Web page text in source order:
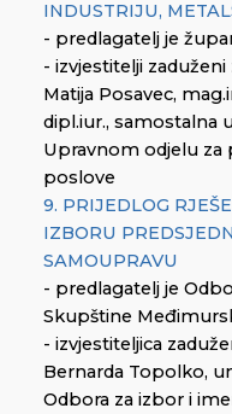
INDUSTRIJU,
- predlagatelj je
- izvjestitelji
Matija Posavec,
dipl.iur., samostalna
Upravnom odjelu za
poslove
9. PRIJEDLOG
IZBORU
SAMOUPRAVU
- predlagatelj je
Skupštine
- izvjestiteljica
Bernarda Topolko,
Odbora za izbor i